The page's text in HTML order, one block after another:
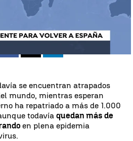
2020, 22:20
se encuentran atrapados
mundo, mientras esperan
ha repatriado a más de 1.000
todavía quedan más de
en plena epidemia